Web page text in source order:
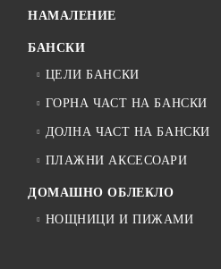
НАМАЛЕНИЕ
БАНСКИ
ЦЕЛИ БАНСКИ
ГОРНА ЧАСТ НА БАНСКИ
ДОЛНА ЧАСТ НА БАНСКИ
ПЛАЖНИ АКСЕСОАРИ
ДОМАШНО ОБЛЕКЛО
НОЩНИЦИ И ПИЖАМИ